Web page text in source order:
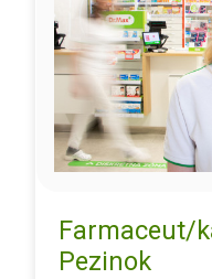
Farmaceut/
Pezinok